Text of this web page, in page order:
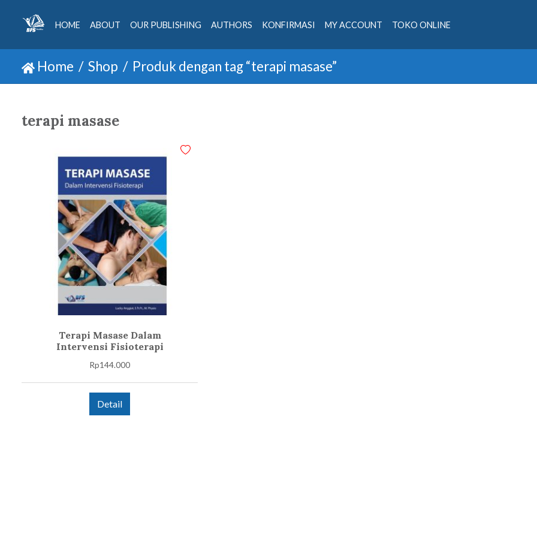
HOME ABOUT OUR PUBLISHING AUTHORS KONFIRMASI MY ACCOUNT TOKO ONLINE
Home Shop Produk dengan tag “terapi masase”
terapi masase
Terapi Masase Dalam
Intervensi Fisioterapi
Rp144.000
Detail